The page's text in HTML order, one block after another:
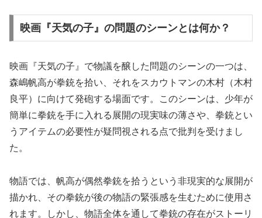
映画『天気の子』の問題のシーンとは何か？
映画『天気の子』で物議を醸した問題のシーンの一つは、
森嶋帆高が拳銃を拾い、それをスカウトマンの木村（木村
良平）に向けて発砲する場面です。このシーンは、少年が
簡単に拳銃を手に入れる展開の現実味の薄さや、拳銃とい
うアイテムの必要性が疑問視される点で批判を受けまし
た。
物語では、帆高が偶然拳銃を拾うという非現実的な展開が
描かれ、その拳銃が後の物語の緊張感を生むために使用さ
れます。しかし、物語全体を通して拳銃の存在がストーリ